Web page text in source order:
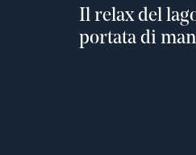
Il relax del
portata di